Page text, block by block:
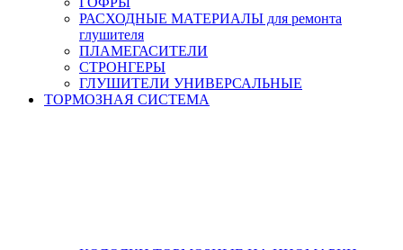
РАСХОДНЫЕ МАТЕРИАЛЫ для ремонта
глушителя
ПЛАМЕГАСИТЕЛИ
СТРОНГЕРЫ
ГЛУШИТЕЛИ УНИВЕРСАЛЬНЫЕ
ТОРМОЗНАЯ СИСТЕМА